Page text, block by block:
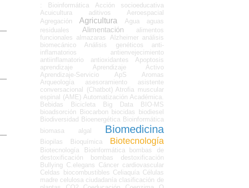
: Bioinformática
Acción socioeducativa
Acuicultura
aditivos
Aeroespacial
Agregación
Agricultura Agua
aguas
residuales
Alimentación
alimentos
funcionales almazaras Alzheimer análisis
biomecánico
Análisis genéticos
anti-
inflamatorios
antienvejecimiento
antiinflamatorio
antioxidantes
Apoptosis
aprendizaje
Aprendizaje Activo
Aprendizaje-Servicio
ApS
Aromas
Arqueología
asesoramiento
asistente
conversacional (Chatbot) Atrofia muscular
espinal (AME) Automatización Académica.
Bebidas
Bicicleta Big Data
BIO-MS
bioadsorción
Biocarbon biocidas
biodiesel
Biodiversidad
Bioenergética Bioinformática
biomasa algal
Biomedicina
Biopilas Bioquímica Biotecnología
Biotecnología Bioinformática
bombas de
destoxificación
bombas destoxificación
Bullying C.elegans Cáncer cardiovascular
Celdas biocombustibles Celiaquía Células
madre celulosa ciudadanía clasificación de